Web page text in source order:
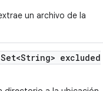
un archivo de la
Set<String> excluded